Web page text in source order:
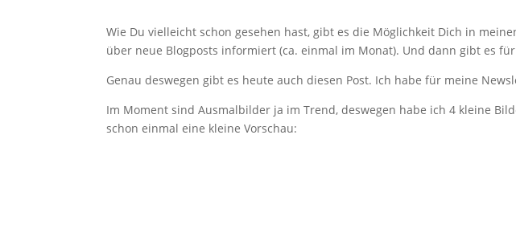
Wie Du vielleicht schon gesehen hast, gibt es die Möglichkeit Dich in
über neue Blogposts informiert (ca. einmal im Monat). Und dann gibt es
Genau deswegen gibt es heute auch diesen Post. Ich habe für meine
Im Moment sind Ausmalbilder ja im Trend, deswegen habe ich 4 kleine
schon einmal eine kleine Vorschau: